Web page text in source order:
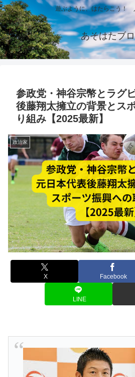
遊ぶように、はたらこう！
あそはたブ
参政党・神谷宗幣とラグ
後藤翔太擁立の背景とス
り組み【2025最新】
政治家
X Facebook
LINE